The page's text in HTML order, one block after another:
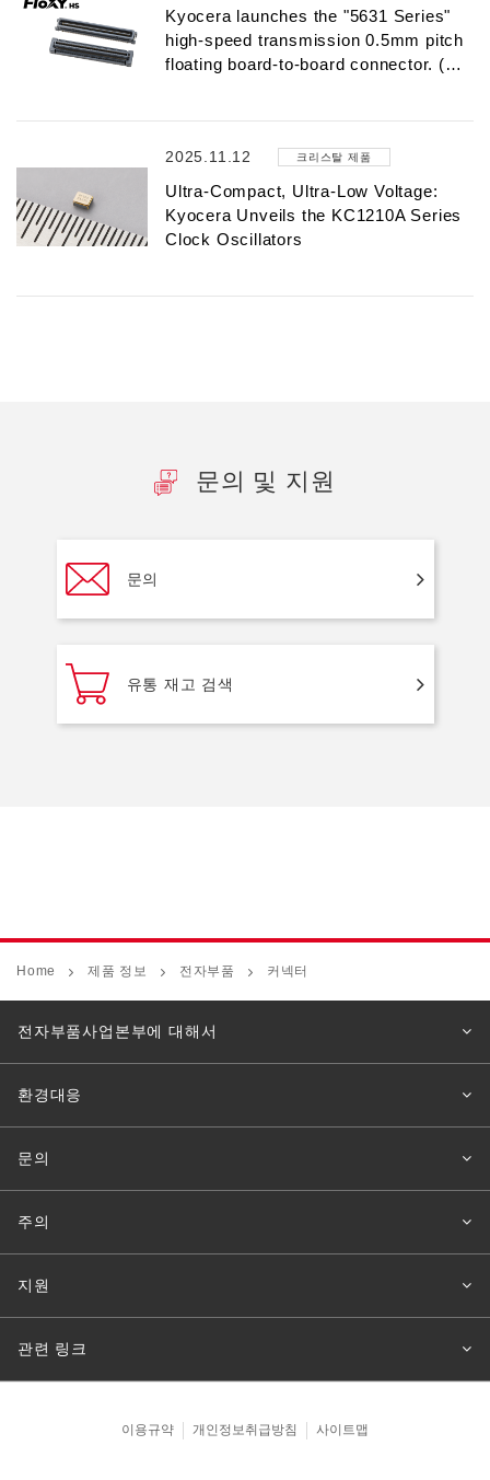
Kyocera launches the "5631 Series"
high-speed transmission 0.5mm pitch
floating board-to-board connector. (…
2025.11.12 크리스탈 제품
Ultra-Compact, Ultra-Low Voltage:
Kyocera Unveils the KC1210A Series
Clock Oscillators
문의 및 지원
문의
유통 재고 검색
Home 제품 정보 전자부품 커넥터
전자부품사업본부에 대해서
환경대응
문의
주의
지원
관련 링크
이용규약 개인정보취급방침 사이트맵